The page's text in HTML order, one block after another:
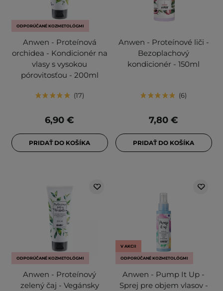
ODPORÚČANÉ KOZMETOLÓGMI
Anwen - Proteínová
orchidea - Kondicionér na
vlasy s vysokou
pórovitosťou - 200ml
17
6,90 €
PRIDAŤ DO KOŠÍKA
Anwen - Proteínové liči -
Bezoplachový
kondicionér - 150ml
6
7,80 €
PRIDAŤ DO KOŠÍKA
ODPORÚČANÉ KOZMETOLÓGMI
Anwen - Proteínový
zelený čaj - Vegánsky
V AKCII
ODPORÚČANÉ KOZMETOLÓGMI
Anwen - Pump It Up -
Sprej pre objem vlasov -